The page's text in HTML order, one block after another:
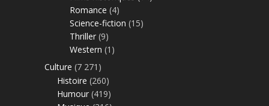
Romance (4)
Science-fiction (15)
Thriller (9)
Western (1)
Culture (7 271)
Histoire (260)
Humour (419)